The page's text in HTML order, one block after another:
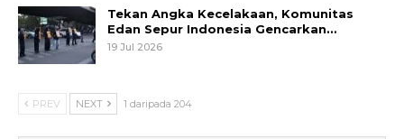
Tekan Angka Kecelakaan, Komunitas
Edan Sepur Indonesia Gencarkan…
19 Jul 2026
PREV NEXT 1 daripada 204